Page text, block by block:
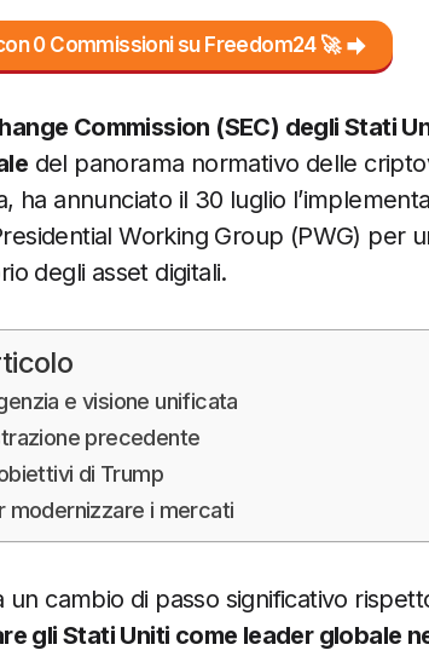
0 Commissioni su Freedom24 🚀
Commission (SEC) degli Stati
del panorama normativo delle
ha annunciato il 30 luglio
Working Group (PWG) per
degli asset digitali.
e visione unificata
precedente
di Trump
modernizzare i mercati
un cambio di passo significativo
gli Stati Uniti come leader globale